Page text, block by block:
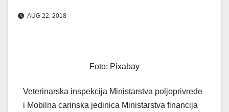
AUG 22, 2018
Foto: Pixabay
Veterinarska inspekcija Ministarstva poljoprivrede
i Mobilna carinska jedinica Ministarstva financija